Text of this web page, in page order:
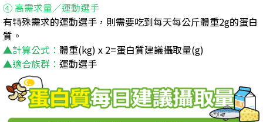
④ 高需求量／運動選手
有特殊需求的運動選手，則需要吃到每天每公斤體重2g的蛋白
質。
▲計算公式： 體重(kg) x 2=蛋白質建議攝取量(g)
▲適合族群： 運動選手